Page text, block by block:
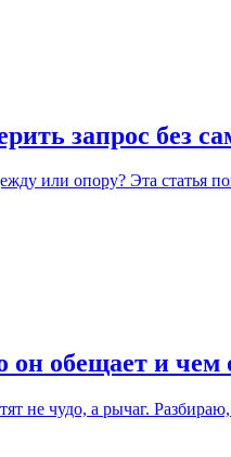
запрос без
или опору? Эта статья
обещает и чем
не чудо, а рычаг.